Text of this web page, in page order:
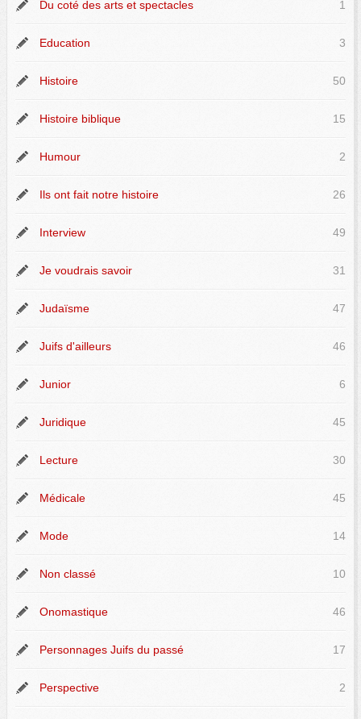
Du coté des arts et spectacles 1
Education 3
Histoire 50
Histoire biblique 15
Humour 2
Ils ont fait notre histoire 26
Interview 49
Je voudrais savoir 31
Judaïsme 47
Juifs d'ailleurs 46
Junior 6
Juridique 45
Lecture 30
Médicale 45
Mode 14
Non classé 10
Onomastique 46
Personnages Juifs du passé 17
Perspective 2